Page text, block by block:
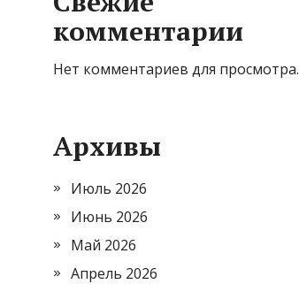
комментарии
Нет комментариев для просмотра.
Архивы
Июль 2026
Июнь 2026
Май 2026
Апрель 2026